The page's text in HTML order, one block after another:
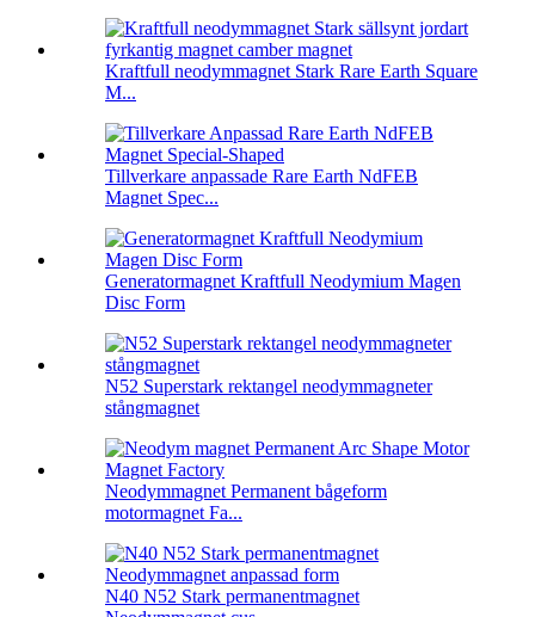
Kraftfull neodymmagnet Stark Rare Earth Square
M...
Tillverkare anpassade Rare Earth NdFEB
Magnet Spec...
Generatormagnet Kraftfull Neodymium Magen
Disc Form
N52 Superstark rektangel neodymmagneter
stångmagnet
Neodymmagnet Permanent bågeform
motormagnet Fa...
N40 N52 Stark permanentmagnet